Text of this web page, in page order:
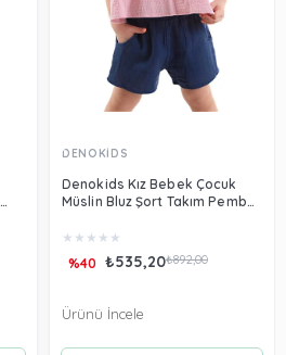
DENOKİDS
Denokids Kız Bebek Çocuk
Müslin Bluz Şort Takım Pembe
★ ★ ★ ★ ★
₺535,20₺892,00
%40
Ürünü İncele